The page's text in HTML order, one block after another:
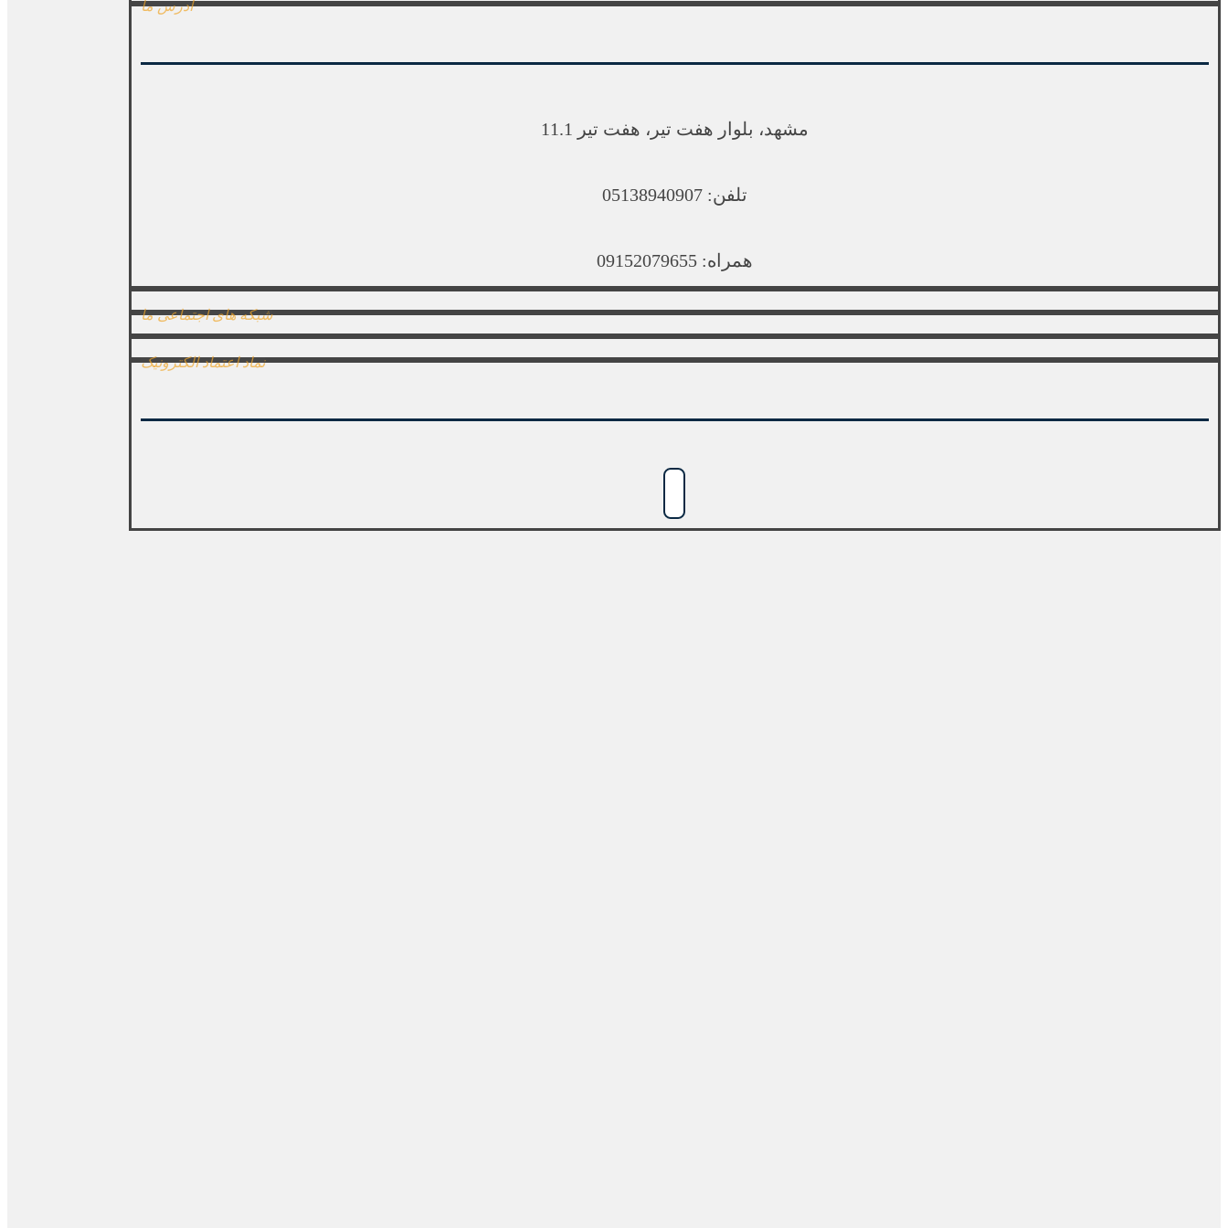
آدرس ما
مشهد، بلوار هفت تیر، هفت تیر 11.1
تلفن: 05138940907
همراه: 09152079655
شبکه های اجتماعی ما
نماد اعتماد الکترونیک